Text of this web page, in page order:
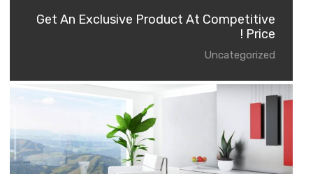
Get An Exclusive Product At Competitive
Price !
Uncategorized